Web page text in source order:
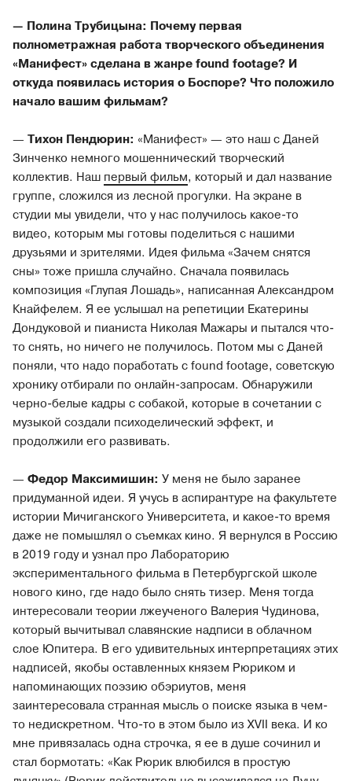
— Полина Трубицына: Почему первая
полнометражная работа творческого объединения
«Манифест» сделана в жанре found footage? И
откуда появилась история о Боспоре? Что положило
начало вашим фильмам?
— Тихон Пендюрин: «Манифест» — это наш с Даней
Зинченко немного мошеннический творческий
коллектив. Наш первый фильм, который и дал название
группе, сложился из лесной прогулки. На экране в
студии мы увидели, что у нас получилось какое-то
видео, которым мы готовы поделиться с нашими
друзьями и зрителями. Идея фильма «Зачем снятся
сны» тоже пришла случайно. Сначала появилась
композиция «Глупая Лошадь», написанная Александром
Кнайфелем. Я ее услышал на репетиции Екатерины
Дондуковой и пианиста Николая Мажары и пытался что-
то снять, но ничего не получилось. Потом мы с Даней
поняли, что надо поработать с found footage, советскую
хронику отбирали по онлайн-запросам. Обнаружили
черно-белые кадры с собакой, которые в сочетании с
музыкой создали психоделический эффект, и
продолжили его развивать.
— Федор Максимишин: У меня не было заранее
придуманной идеи. Я учусь в аспирантуре на факультете
истории Мичиганского Университета, и какое-то время
даже не помышлял о съемках кино. Я вернулся в Россию
в 2019 году и узнал про Лабораторию
экспериментального фильма в Петербургской школе
нового кино, где надо было снять тизер. Меня тогда
интересовали теории лжеученого Валерия Чудинова,
который вычитывал славянские надписи в облачном
слое Юпитера. В его удивительных интерпретациях этих
надписей, якобы оставленных князем Рюриком и
напоминающих поэзию обэриутов, меня
заинтересовала странная мысль о поиске языка в чем-
то недискретном. Что-то в этом было из XVII века. И ко
мне привязалась одна строчка, я ее в душе сочинил и
стал бормотать: «Как Рюрик влюбился в простую